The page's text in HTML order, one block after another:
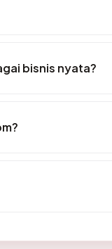
bisnis nyata?